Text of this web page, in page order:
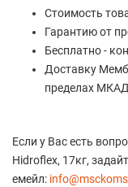
Стоимость
Гарантию от
Бесплатно -
Доставку
пределах
Если у Вас есть
Hidroflex, 17кг,
емейл: